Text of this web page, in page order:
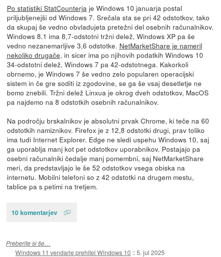
Po statistiki StatCounterjaje Windows 10 januarja postal
priljubljenejši od Windows 7. Srečala sta se pri 42 odstotkov, tako
da skupaj še vedno obvladujeta pretežni del osebnih računalnikov.
Windows 8.1 ima 8,7-odstotni tržni delež, Windows XP pa še
vedno nezanemarljive 3,6 odstotke. NetMarketShare je nameril
nekoliko drugače, in sicer ima po njihovih podatkih Windows 10
34-odstotni delež, Windows 7 pa 42-odstotnega. Kakorkoli
obrnemo, je Windows 7 še vedno zelo popularen operacijski
sistem in če gre soditi iz zgodovine, se ga še vsaj desetletje ne
bomo znebili. Tržni delež Linxua je okrog dveh odstotkov, MacOS
pa najdemo na 8 odstotkih osebnih računalnikov.
Na področju brskalnikov je absolutni prvak Chrome, ki teče na 60
odstotkih namiznikov. Firefox je z 12,8 odstotki drugi, prav toliko
ima tudi Internet Explorer. Edge ne sledi uspehu Windows 10, saj
ga uporablja manj kot pet odstotkov uporabnikov. Postajajo pa
osebni računalniki čedalje manj pomembni, saj NetMarketShare
meri, da predstavljajo le še 52 odstotkov vsega obiska na
internetu. Mobilni telefoni so z 42 odstotki na drugem mestu,
tablice pa s petimi na tretjem.
10 komentarjev
Preberite si še…
Windows 11 vendarle prehitel Windows 10 ::5. jul 2025